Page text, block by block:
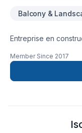
Balcony &
Entreprise en
Member Since 2017